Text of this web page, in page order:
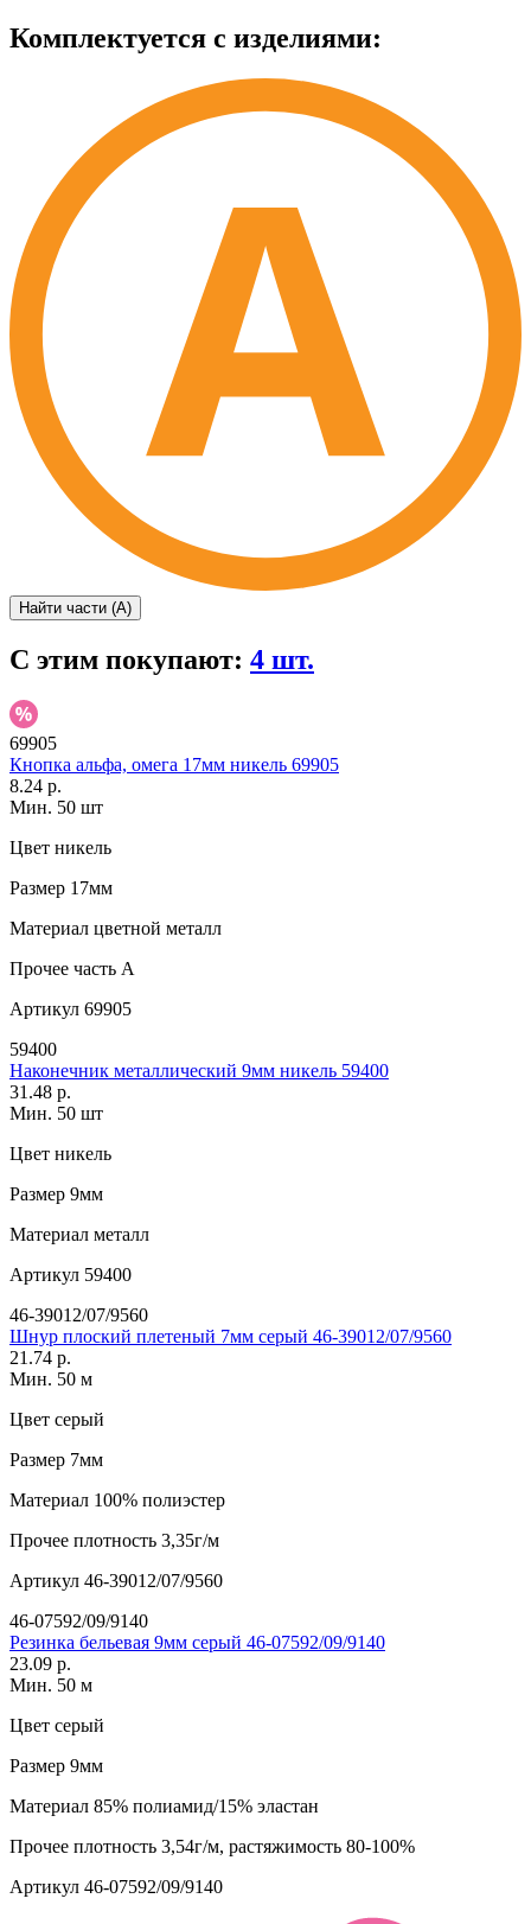
Комплектуется с изделиями:
Найти части (А)
С этим покупают: 4 шт.
69905
Кнопка альфа, омега 17мм никель 69905
8.24 р.
Мин. 50 шт
Цвет никель
Размер 17мм
Материал цветной металл
Прочее часть A
Артикул 69905
59400
Наконечник металлический 9мм никель 59400
31.48 р.
Мин. 50 шт
Цвет никель
Размер 9мм
Материал металл
Артикул 59400
46-39012/07/9560
Шнур плоский плетеный 7мм серый 46-39012/07/9560
21.74 р.
Мин. 50 м
Цвет серый
Размер 7мм
Материал 100% полиэстер
Прочее плотность 3,35г/м
Артикул 46-39012/07/9560
46-07592/09/9140
Резинка бельевая 9мм серый 46-07592/09/9140
23.09 р.
Мин. 50 м
Цвет серый
Размер 9мм
Материал 85% полиамид/15% эластан
Прочее плотность 3,54г/м, растяжимость 80-100%
Артикул 46-07592/09/9140